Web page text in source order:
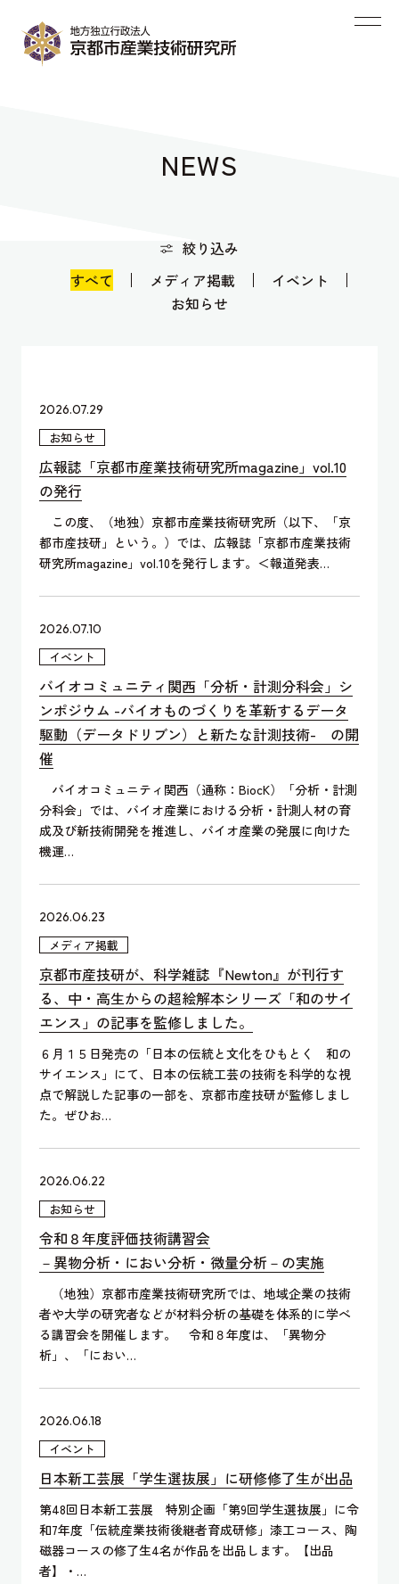
NEWS
絞り込み
すべて
メディア掲載
イベント
お知らせ
2026.07.29
お知らせ
広報誌「京都市産業技術研究所magazine」vol.10
の発行
この度、（地独）京都市産業技術研究所（以下、「京
都市産技研」という。）では、広報誌「京都市産業技術
研究所magazine」vol.10を発行します。＜報道発表…
2026.07.10
イベント
バイオコミュニティ関西「分析・計測分科会」シ
ンポジウム -バイオものづくりを革新するデータ
駆動（データドリブン）と新たな計測技術- の開
催
バイオコミュニティ関西（通称：BiocK）「分析・計測
分科会」では、バイオ産業における分析・計測人材の育
成及び新技術開発を推進し、バイオ産業の発展に向けた
機運…
2026.06.23
メディア掲載
京都市産技研が、科学雑誌『Newton』が刊行す
る、中・高生からの超絵解本シリーズ「和のサイ
エンス」の記事を監修しました。
６月１５日発売の「日本の伝統と文化をひもとく 和の
サイエンス」にて、日本の伝統工芸の技術を科学的な視
点で解説した記事の一部を、京都市産技研が監修しまし
た。ぜひお…
2026.06.22
お知らせ
令和８年度評価技術講習会
－異物分析・におい分析・微量分析－の実施
（地独）京都市産業技術研究所では、地域企業の技術
者や大学の研究者などが材料分析の基礎を体系的に学べ
る講習会を開催します。 令和８年度は、「異物分
析」、「におい…
2026.06.18
イベント
日本新工芸展「学生選抜展」に研修修了生が出品
第48回日本新工芸展 特別企画「第9回学生選抜展」に令
和7年度「伝統産業技術後継者育成研修」漆工コース、陶
磁器コースの修了生4名が作品を出品します。【出品
者】・…